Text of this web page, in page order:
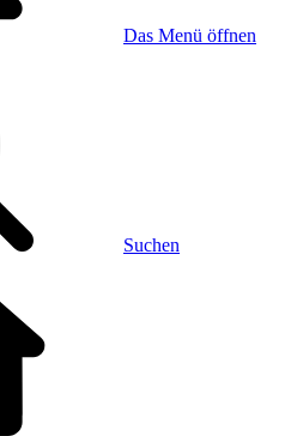
Das Menü öffnen
Suchen